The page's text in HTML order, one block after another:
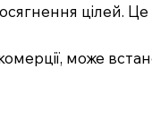
цілей. Це
може